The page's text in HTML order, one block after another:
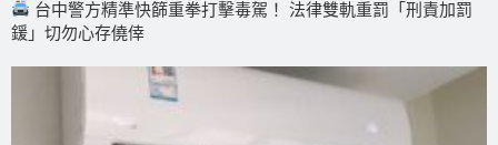
台中警方精準快篩重拳打擊毒駕！ 法律雙軌重罰「刑責加罰
鍰」切勿心存僥倖